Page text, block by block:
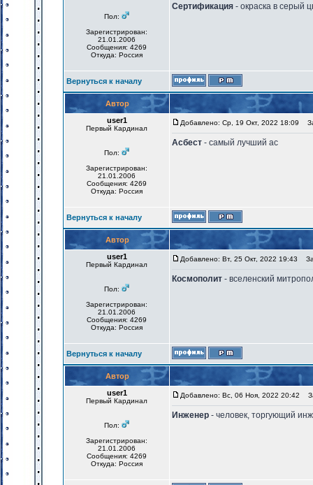
Пол:
Зарегистрирован:
21.01.2006
Сообщения: 4269
Откуда: Россия
Сертификация - окраска в серый
Вернуться к началу
Автор
user1
Первый Кардинал
Пол:
Зарегистрирован:
21.01.2006
Сообщения: 4269
Откуда: Россия
Добавлено: Ср, 19 Окт, 2022 18:09
Асбест - самый лучший ас
Вернуться к началу
Автор
user1
Первый Кардинал
Пол:
Зарегистрирован:
21.01.2006
Сообщения: 4269
Откуда: Россия
Добавлено: Вт, 25 Окт, 2022 19:43
Космополит - вселенский
Вернуться к началу
Автор
user1
Первый Кардинал
Пол:
Зарегистрирован:
21.01.2006
Сообщения: 4269
Откуда: Россия
Добавлено: Вс, 06 Ноя, 2022 20:42
Инженер - человек, торгующий